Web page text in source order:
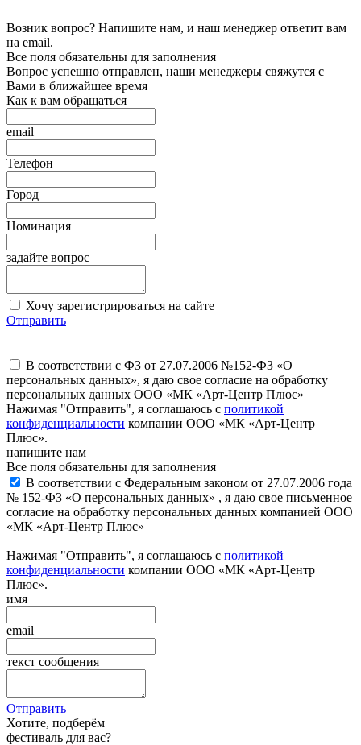
Возник вопрос? Напишите нам, и наш менеджер ответит вам
на email.
Все поля обязательны для заполнения
Вопрос успешно отправлен, наши менеджеры свяжутся с
Вами в ближайшее время
Как к вам обращаться
email
Телефон
Город
Номинация
задайте вопрос
Хочу зарегистрироваться на сайте
Отправить
В соответствии с ФЗ от 27.07.2006 №152-ФЗ «О
персональных данных», я даю свое согласие на обработку
персональных данных ООО «МК «Арт-Центр Плюс»
Нажимая "Отправить", я соглашаюсь с политикой
конфиденциальности компании ООО «МК «Арт-Центр
Плюс».
напишите нам
Все поля обязательны для заполнения
В соответствии с Федеральным законом от 27.07.2006 года
№ 152-ФЗ «О персональных данных» , я даю свое письменное
согласие на обработку персональных данных компанией ООО
«МК «Арт-Центр Плюс»
Нажимая "Отправить", я соглашаюсь с политикой
конфиденциальности компании ООО «МК «Арт-Центр
Плюс».
имя
email
текст сообщения
Отправить
Хотите, подберём
фестиваль для вас?